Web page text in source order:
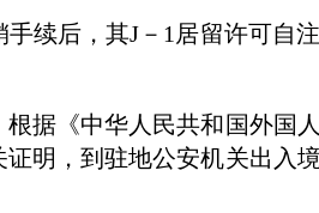
续后，其J － 1 居留许可自
《中华人民共和国外国
证明，到驻地公安机关出入